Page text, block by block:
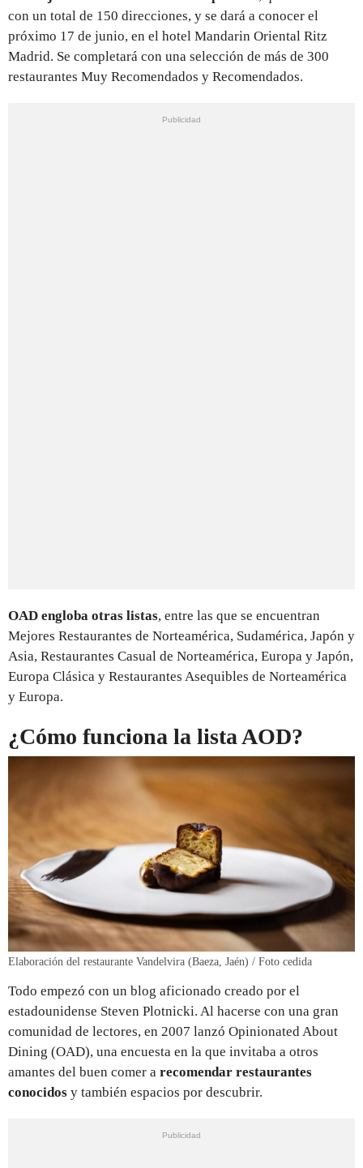
con un total de 150 direcciones, y se dará a conocer el
próximo 17 de junio, en el hotel Mandarin Oriental Ritz
Madrid. Se completará con una selección de más de 300
restaurantes Muy Recomendados y Recomendados.
OAD engloba otras listas, entre las que se encuentran
Mejores Restaurantes de Norteamérica, Sudamérica, Japón y
Asia, Restaurantes Casual de Norteamérica, Europa y Japón,
Europa Clásica y Restaurantes Asequibles de Norteamérica
y Europa.
¿Cómo funciona la lista AOD?
Elaboración del restaurante Vandelvira (Baeza, Jaén) / Foto cedida
Todo empezó con un blog aficionado creado por el
estadounidense Steven Plotnicki. Al hacerse con una gran
comunidad de lectores, en 2007 lanzó Opinionated About
Dining (OAD), una encuesta en la que invitaba a otros
amantes del buen comer a recomendar restaurantes
conocidos y también espacios por descubrir.